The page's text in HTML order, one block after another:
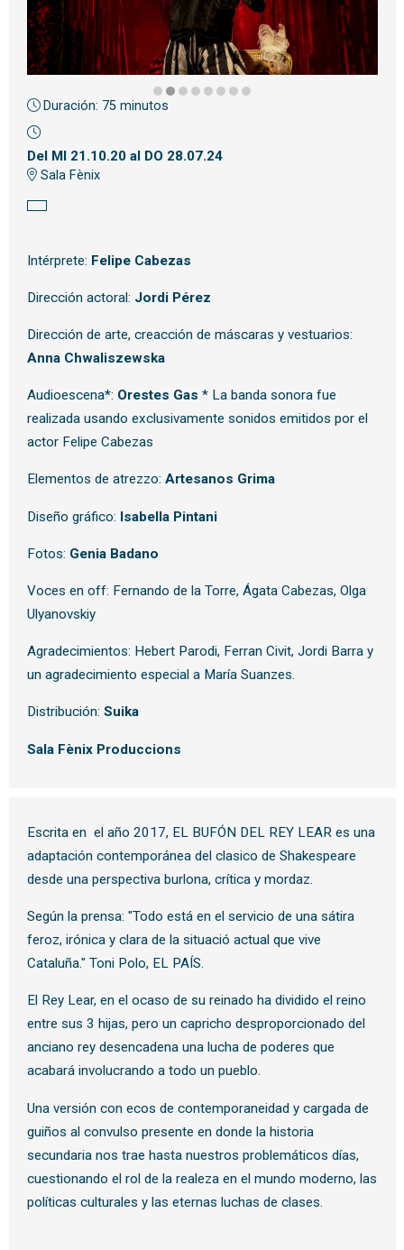
Diapositiva 2 de 8: El Bufón del Rey Lear | © Genia Badano
Duración: 75 minutos
Del MI 21.10.20al DO 28.07.24
Sala Fènix
Intérprete: Felipe Cabezas
Dirección actoral: Jordi Pérez
Dirección de arte, creacción de máscaras y vestuarios:
Anna Chwaliszewska
Audioescena*: Orestes Gas * La banda sonora fue
realizada usando exclusivamente sonidos emitidos por el
actor Felipe Cabezas
Elementos de atrezzo: Artesanos Grima
Diseño gráfico: Isabella Pintani
Fotos: Genia Badano
Voces en off: Fernando de la Torre, Ágata Cabezas, Olga
Ulyanovskiy
Agradecimientos: Hebert Parodi, Ferran Civit, Jordi Barra y
un agradecimiento especial a María Suanzes.
Distribución: Suika
Sala Fènix Produccions
Escrita en el año 2017, EL BUFÓN DEL REY LEAR es una
adaptación contemporánea del clasico de Shakespeare
desde una perspectiva burlona, crítica y mordaz.
Según la prensa: "Todo está en el servicio de una sátira
feroz, irónica y clara de la situació actual que vive
Cataluña." Toni Polo, EL PAÍS.
El Rey Lear, en el ocaso de su reinado ha dividido el reino
entre sus 3 hijas, pero un capricho desproporcionado del
anciano rey desencadena una lucha de poderes que
acabará involucrando a todo un pueblo.
Una versión con ecos de contemporaneidad y cargada de
guiños al convulso presente en donde la historia
secundaria nos trae hasta nuestros problemáticos días,
cuestionando el rol de la realeza en el mundo moderno, las
políticas culturales y las eternas luchas de clases.